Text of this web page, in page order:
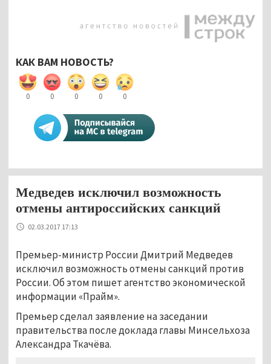
КАК ВАМ НОВОСТЬ?
0 0 0 0 0
Медведев исключил возможность
отмены антироссийских санкций
02.03.2017 17:13
Премьер-министр России Дмитрий Медведев
исключил возможность отмены санкций против
России. Об этом пишет агентство экономической
информации «Прайм».
Премьер сделал заявление на заседании
правительства после доклада главы Минсельхоза
Александра Ткачёва.